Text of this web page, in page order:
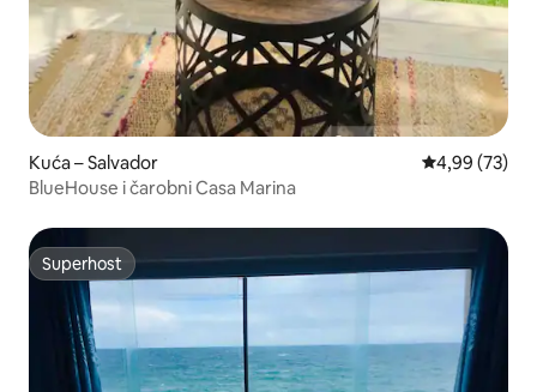
Kuća – Salvador Prosječna
4,99 (73)
BlueHouse i čarobni Casa Marina
Superhost
Superhost